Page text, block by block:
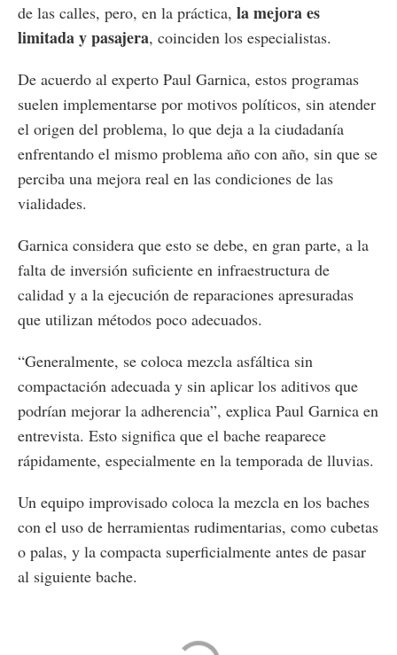
de las calles, pero, en la práctica, la mejora es
limitada y pasajera, coinciden los especialistas.
De acuerdo al experto Paul Garnica, estos programas
suelen implementarse por motivos políticos, sin atender
el origen del problema, lo que deja a la ciudadanía
enfrentando el mismo problema año con año, sin que se
perciba una mejora real en las condiciones de las
vialidades.
Garnica considera que esto se debe, en gran parte, a la
falta de inversión suficiente en infraestructura de
calidad y a la ejecución de reparaciones apresuradas
que utilizan métodos poco adecuados.
“Generalmente, se coloca mezcla asfáltica sin
compactación adecuada y sin aplicar los aditivos que
podrían mejorar la adherencia”, explica Paul Garnica en
entrevista. Esto significa que el bache reaparece
rápidamente, especialmente en la temporada de lluvias​.
Un equipo improvisado coloca la mezcla en los baches
con el uso de herramientas rudimentarias, como cubetas
o palas, y la compacta superficialmente antes de pasar
al siguiente bache.